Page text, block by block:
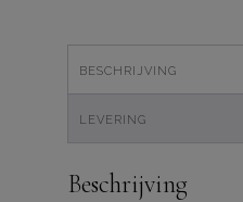
BESCHRIJVING
LEVERING
Beschrijving